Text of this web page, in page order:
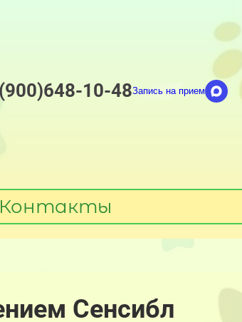
10-48Запись на прием
Контакты
Сенсибл